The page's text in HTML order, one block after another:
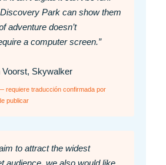
Park can show them
adventure doesn’t
a computer screen.”
Skywalker
requiere traducción confirmada por
publicar
to attract the widest